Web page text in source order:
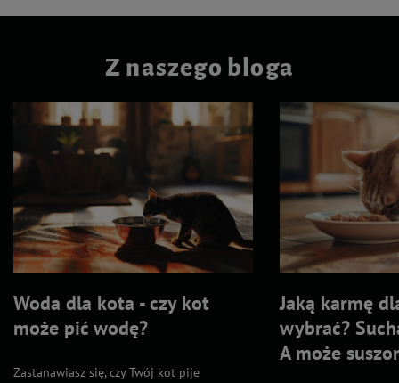
Z naszego bloga
Woda dla kota - czy kot
może pić wodę?
Zastanawiasz się, czy Twój kot pije
Jaką karmę
wybrać?
A może